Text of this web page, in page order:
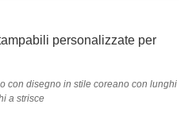
con disegno in stile coreano con lunghi
a strisce